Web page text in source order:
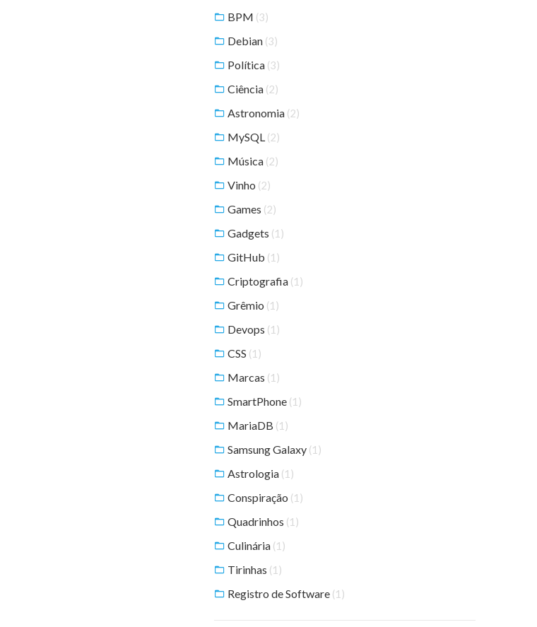
BPM (3)
Debian (3)
Política (3)
Ciência (2)
Astronomia (2)
MySQL (2)
Música (2)
Vinho (2)
Games (2)
Gadgets (1)
GitHub (1)
Criptografia (1)
Grêmio (1)
Devops (1)
CSS (1)
Marcas (1)
SmartPhone (1)
MariaDB (1)
Samsung Galaxy (1)
Astrologia (1)
Conspiração (1)
Quadrinhos (1)
Culinária (1)
Tirinhas (1)
Registro de Software (1)